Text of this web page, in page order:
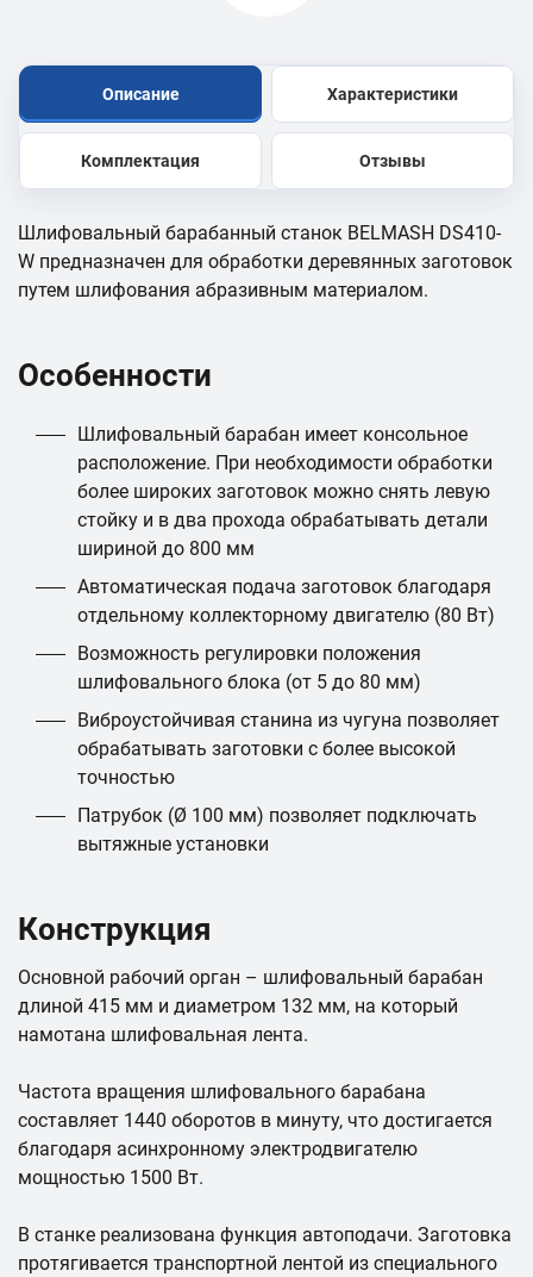
Описание Характеристики
Комплектация Отзывы
Шлифовальный барабанный станок BELMASH DS410-
W предназначен для обработки деревянных заготовок
путем шлифования абразивным материалом.
Особенности
Шлифовальный барабан имеет консольное
расположение. При необходимости обработки
более широких заготовок можно снять левую
стойку и в два прохода обрабатывать детали
шириной до 800 мм
Автоматическая подача заготовок благодаря
отдельному коллекторному двигателю (80 Вт)
Возможность регулировки положения
шлифовального блока (от 5 до 80 мм)
Виброустойчивая станина из чугуна позволяет
обрабатывать заготовки с более высокой
точностью
Патрубок (Ø 100 мм) позволяет подключать
вытяжные установки
Конструкция
Основной рабочий орган – шлифовальный барабан
длиной 415 мм и диаметром 132 мм, на который
намотана шлифовальная лента.
Частота вращения шлифовального барабана
составляет 1440 оборотов в минуту, что достигается
благодаря асинхронному электродвигателю
мощностью 1500 Вт.
В станке реализована функция автоподачи. Заготовка
протягивается транспортной лентой из специального